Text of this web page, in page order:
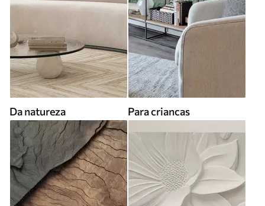
Da natureza Para criancas